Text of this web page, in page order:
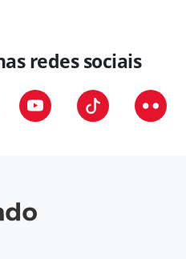
redes sociais